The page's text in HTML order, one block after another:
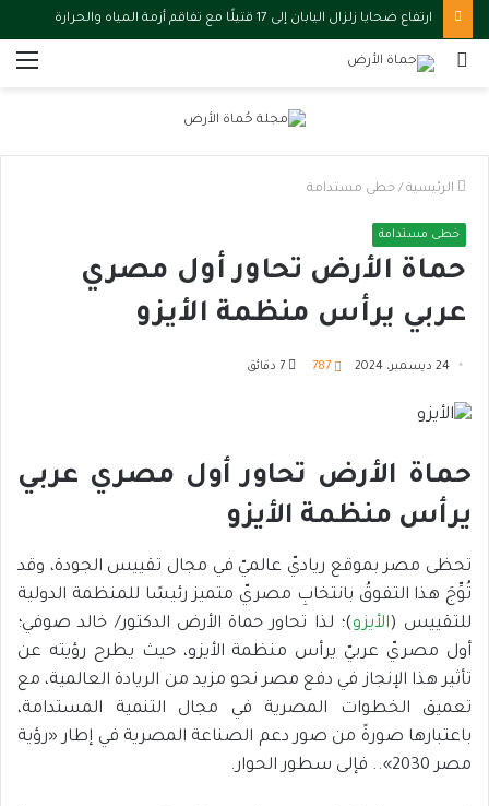
ارتفاع ضحايا زلزال اليابان إلى 17 قتيلًا مع تفاقم أزمة المياه والحرارة
بحث
الرئيسية / خطى مستدامة
خطى مستدامة
حماة الأرض تحاور أول مصري
عربي يرأس منظمة الأيزو
24 ديسمبر، 2024 787
حماة الأرض تحاور أول مصري عربي
يرأس منظمة الأيزو
تحظى مصر بموقع رياديّ عالميّ في مجال تقييس الجودة، وقد
تُوِّجَ هذا التفوقُ بانتخابِ مصريّ متميز رئيسًا للمنظمة الدولية
للتقييس (الأيزو)؛ لذا تحاور حماة الأرض الدكتور/ خالد صوفي؛
أول مصريّ عربيّ يرأس منظمة الأيزو، حيث يطرح رؤيته عن
تأثير هذا الإنجاز في دفع مصر نحو مزيد من الريادة العالمية، مع
تعميق الخطوات المصرية في مجال التنمية المستدامة،
باعتبارها صورةً من صور دعم الصناعة المصرية في إطار «رؤية
مصر 2030».. فإلى سطور الحوار.